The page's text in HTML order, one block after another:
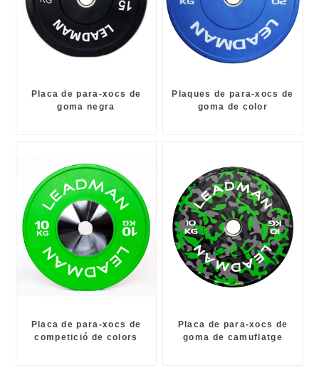
Placa de para-xocs de
goma negra
Plaques de para-xocs de
goma de color
Placa de para-xocs de
competició de colors
Placa de para-xocs de
goma de camuflatge